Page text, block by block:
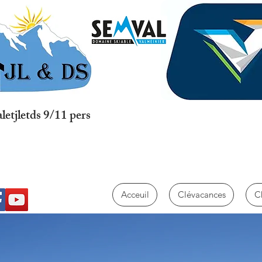
9/11 pers
Acceuil Clévacances